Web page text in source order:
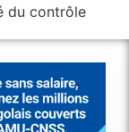
du contrôle